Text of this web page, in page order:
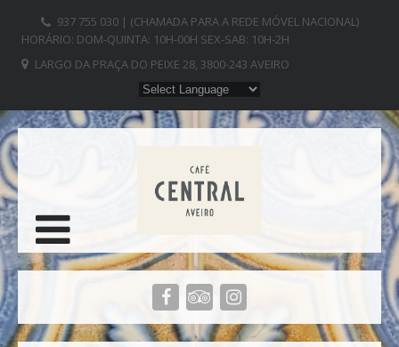
937 755 030 | (CHAMADA PARA A REDE MÓVEL NACIONAL)
HORÁRIO: DOM-QUINTA: 10H-00H SEX-SAB: 10H-2H
LARGO DA PRAÇA DO PEIXE 28, 3800-243 AVEIRO